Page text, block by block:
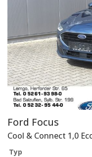
Ford Focus
Cool & Connect 1,0
Typ